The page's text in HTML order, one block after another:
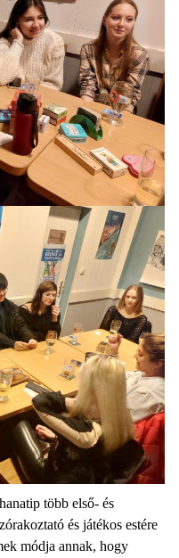
több első- és
és játékos estére
módja annak, hogy